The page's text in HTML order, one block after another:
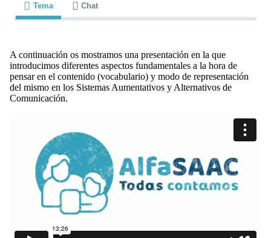
Tema Chat
A continuación os mostramos una presentación en la que
introducimos diferentes aspectos fundamentales a la hora de
pensar en el contenido (vocabulario) y modo de representación
del mismo en los Sistemas Aumentativos y Alternativos de
Comunicación.